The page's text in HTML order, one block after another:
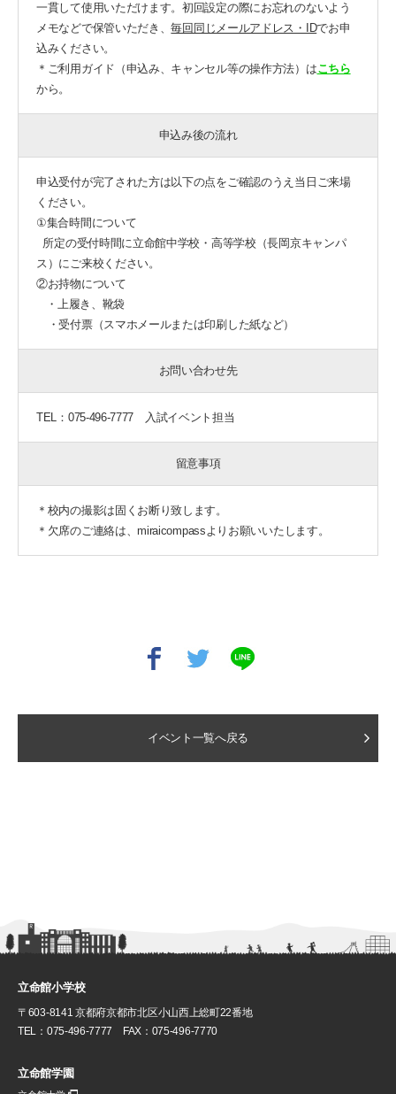
一貫して使用いただけます。初回設定の際にお忘れのないよう
メモなどで保管いただき、毎回同じメールアドレス・IDでお申
込みください。
＊ご利用ガイド（申込み、キャンセル等の操作方法）はこちら
から。
申込み後の流れ
申込受付が完了された方は以下の点をご確認のうえ当日ご来場
ください。
①集合時間について
所定の受付時間に立命館中学校・高等学校（長岡京キャンパ
ス）にご来校ください。
②お持物について
・上履き、靴袋
・受付票（スマホメールまたは印刷した紙など）
お問い合わせ先
TEL：075-496-7777 入試イベント担当
留意事項
＊校内の撮影は固くお断り致します。
＊欠席のご連絡は、miraicompassよりお願いいたします。
イベント一覧へ戻る
立命館小学校
〒603-8141 京都府京都市北区小山西上総町22番地
TEL：075-496-7777 FAX：075-496-7770
立命館学園